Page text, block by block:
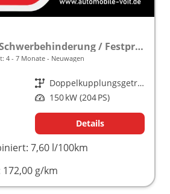
Selection 100% Schwerbehinderung / Festpreisgarantie* Modelljahr 2.0 TSI 204 PS DSG 4x4 "Sonderangebot bei Schwerbehinderung" frei konfigurierbar!
4 - 7 Monate Neuwagen
Getriebe
Doppelkupplungsgetriebe (DSG)
Leistung 150 kW (204 PS)
Details
7,60 l/100km
172,00 g/km